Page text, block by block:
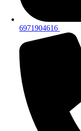
6971904616